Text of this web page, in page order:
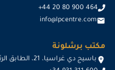
+44 20 80 900 464
info@lpcentre.com
مكتب برشلونة
باسيج دي غراسيا، 21، الطابق الرئيسي، 08007 برشلونة، إسباني